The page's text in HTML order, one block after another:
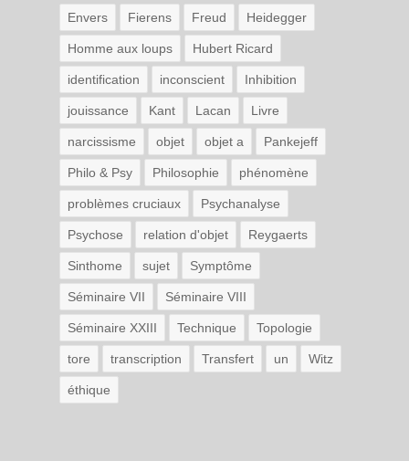
Envers Fierens Freud Heidegger
Homme aux loups Hubert Ricard
identification inconscient Inhibition
jouissance Kant Lacan Livre
narcissisme objet objet a Pankejeff
Philo & Psy Philosophie phénomène
problèmes cruciaux Psychanalyse
Psychose relation d'objet Reygaerts
Sinthome sujet Symptôme
Séminaire VII Séminaire VIII
Séminaire XXIII Technique Topologie
tore transcription Transfert un Witz
éthique